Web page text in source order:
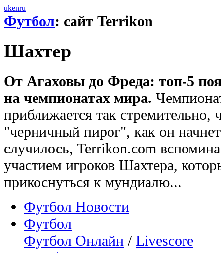
ukenru
Футбол: сайт Terrikon
Шахтер
От Агаховы до Фреда: топ-5
на чемпионатах мира.
приближается так стремительно,
"черничный пирог", как он
случилось, Terrikon.com
участием игроков Шахтера,
прикоснуться к мундиалю...
Футбол Новости
Футбол
Футбол Онлайн / Livescore